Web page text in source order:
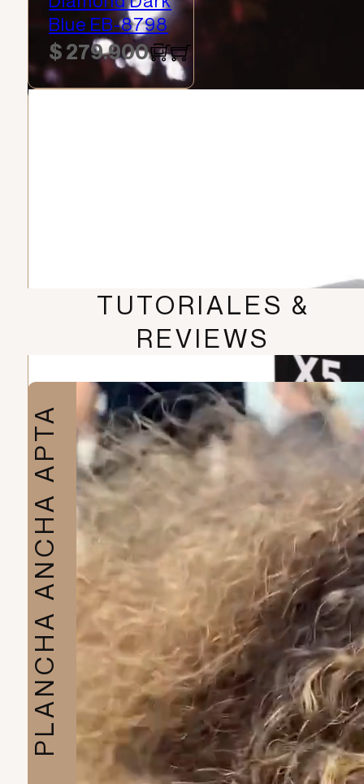
Blue EB-8798
$279.900
TUTORIALES &
REVIEWS
PLANCHA ANCHA APTA